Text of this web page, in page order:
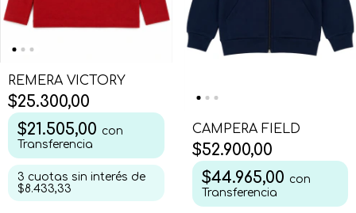
REMERA VICTORY
$25.300,00
$21.505,00 con
Transferencia
3 cuotas sin interés de
$8.433,33
CAMPERA FIELD
$52.900,00
$44.965,00 con
Transferencia